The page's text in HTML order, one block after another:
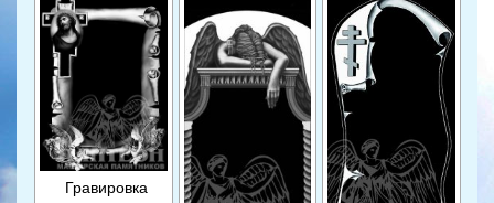
Гравировка